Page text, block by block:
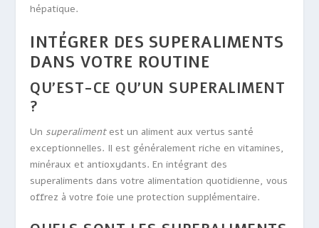
hépatique.
INTÉGRER DES SUPERALIMENTS
DANS VOTRE ROUTINE
QU’EST-CE QU’UN SUPERALIMENT
?
Un superalimentest un aliment aux vertus santé
exceptionnelles. Il est généralement riche en vitamines,
minéraux et antioxydants. En intégrant des
superaliments dans votre alimentation quotidienne, vous
offrez à votre foie une protection supplémentaire.